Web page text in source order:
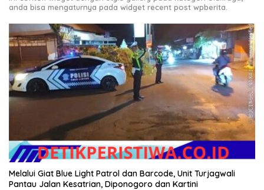
anda bisa mengaturnya pada widget recent post wpberita.
Melalui Giat Blue Light Patrol dan Barcode, Unit Turjagwali
Pantau Jalan Kesatrian, Diponogoro dan Kartini